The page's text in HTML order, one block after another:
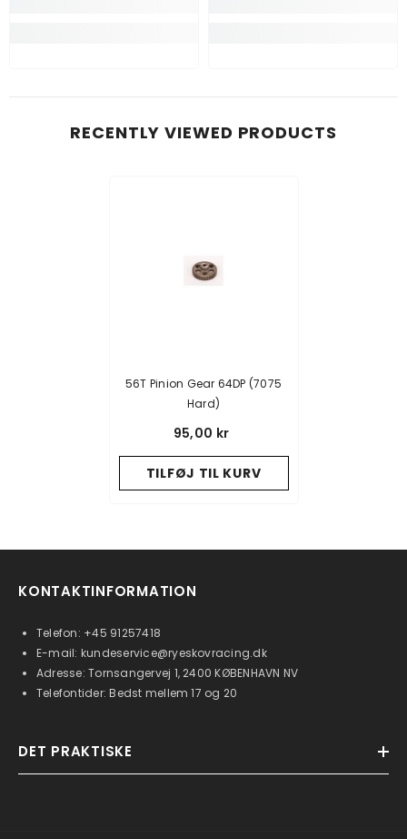
RECENTLY VIEWED PRODUCTS
56T Pinion Gear 64DP (7075
Hard)
95,00 kr
TILFØJ TIL KURV
KONTAKTINFORMATION
Telefon: +45 91257418
E-mail: kundeservice@ryeskovracing.dk
Adresse: Tornsangervej 1, 2400 KØBENHAVN NV
Telefontider: Bedst mellem 17 og 20
DET PRAKTISKE